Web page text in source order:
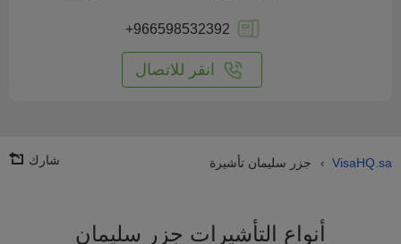
+966598532392
انقر للاتصال
VisaHQ.sa
› جزر سليمان تأشيرة شارك
أنواع التأشيرات جزر سليمان